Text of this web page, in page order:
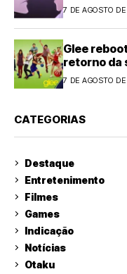
7 DE AGOSTO
Glee
retorno da
7 DE AGOSTO
CATEGORIAS
Destaque
Entretenimento
Filmes
Games
Indicação
Notícias
Otaku